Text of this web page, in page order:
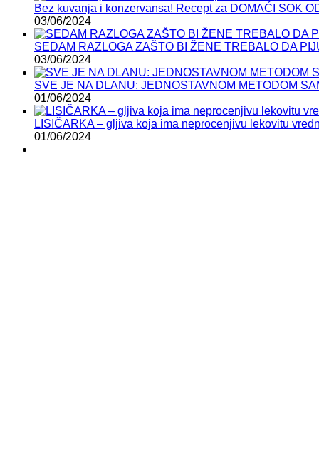
Bez kuvanja i konzervansa! Recept za DOMAĆI SOK
03/06/2024
SEDAM RAZLOGA ZAŠTO BI ŽENE TREBALO DA
03/06/2024
SVE JE NA DLANU: JEDNOSTAVNOM METODOM
01/06/2024
LISIČARKA – gljiva koja ima neprocenjivu lekovitu
01/06/2024